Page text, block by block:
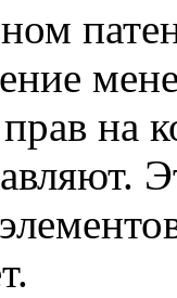
на